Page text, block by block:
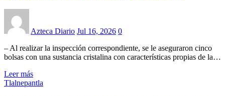
Azteca Diario Jul 16, 2026 0
– Al realizar la inspección correspondiente, se le aseguraron cinco
bolsas con una sustancia cristalina con características propias de la…
Leer más
Tlalnepantla